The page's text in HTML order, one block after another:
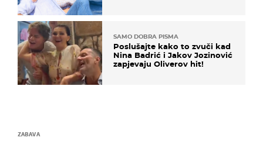
SAMO DOBRA PISMA
Poslušajte kako to zvuči kad
Nina Badrić i Jakov Jozinović
zapjevaju Oliverov hit!
ZABAVA